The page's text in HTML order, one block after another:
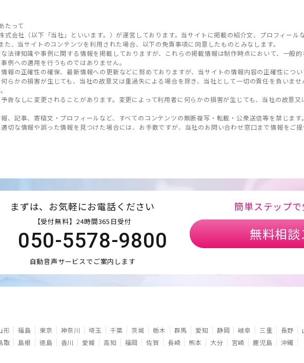
たって
式会社（以下「当社」といいます。）が運営しております。当サイトに掲載の紹介文、プロフィール
た、当サイトのコンテンツを利用された場合、以下の免責事項に同意したものとみなします。
法律知識や事例に関する情報を掲載しておりますが、これらの掲載情報は制作時点において、一般
例への適用を行うものではありません。
報の正確性の確保、最新情報への更新などに努めておりますが、当サイトの情報内容の正確性につ
らかの損害が生じても、当社の故意又は重過失による場合を除き、当社として一切の責任を負いま
告なしに変更されることがあります。変更によって利用者に何らかの損害が生じても、当社の故意
、記事、寄稿文・プロフィールなど、すべてのコンテンツの無断複写・転載・公衆送信等を禁じます
切な情報や誤った情報を見つけた場合には、お手数ですが、当社のお問い合わせ窓口まで情報をご
まずは、お気軽にお電話ください
【受付無料】24時間365日受付
050-5578-9800
自動音声サービスでご案内します
簡単ステップ
無料相
形 福島 東京 神奈川 埼玉 千葉 茨城 栃木 群馬 愛知 静岡 岐阜 三重 長野
取 島根 徳島 香川 愛媛 高知 福岡 佐賀 長崎 熊本 大分 宮崎 鹿児島 沖縄